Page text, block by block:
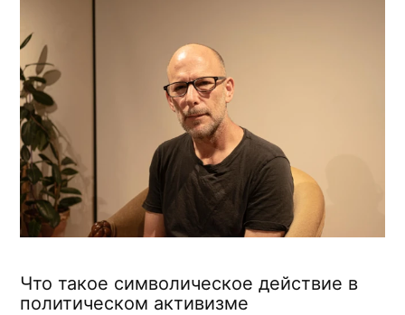
Что такое символическое действие в
политическом активизме